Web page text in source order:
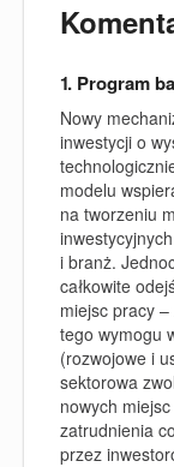
1. Program
Nowy
inwestycji o
modelu
na tworzeniu
i branż.
całkowite
miejsc pracy
tego wymogu
(rozwojowe i
sektorowa
nowych
zatrudnienia
przez